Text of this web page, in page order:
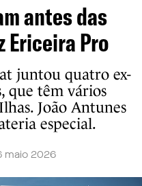
antes das
Ericeira Pro
juntou quatro ex-
que têm vários
João Antunes
especial.
maio 2026